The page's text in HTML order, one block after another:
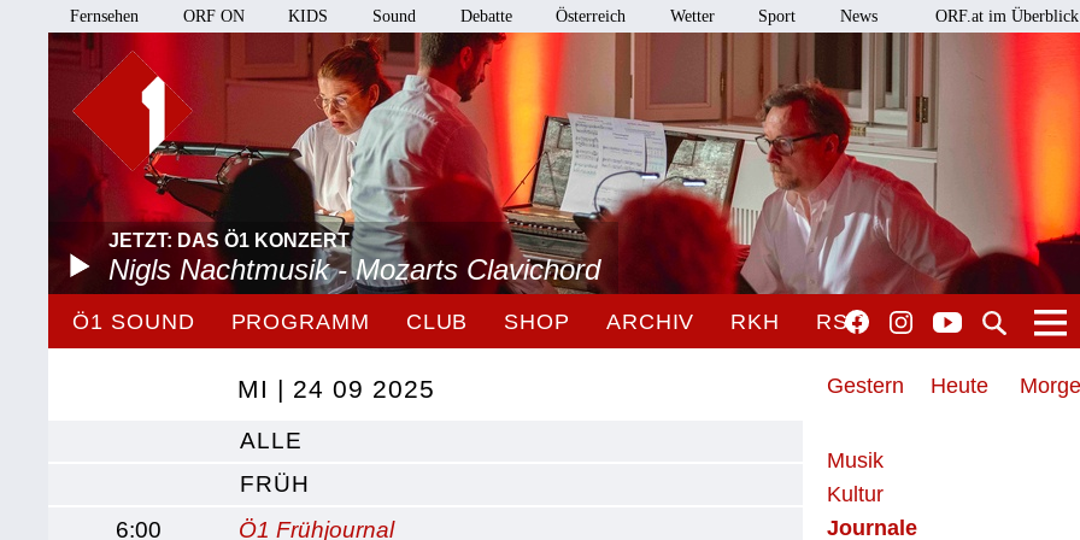
Fernsehen ORF ON KIDS Sound Debatte Österreich Wetter Sport News ORF.at im Überblick
JETZT: DAS Ö1 KONZERT
Nigls Nachtmusik - Mozarts Clavichord
Ö1 SOUND PROGRAMM CLUB SHOP ARCHIV RKH RSO
Gestern Heute
Musik
Kultur
Journale
MI | 24 09 2025
ALLE
FRÜH
6:00
Ö1 Frühjournal